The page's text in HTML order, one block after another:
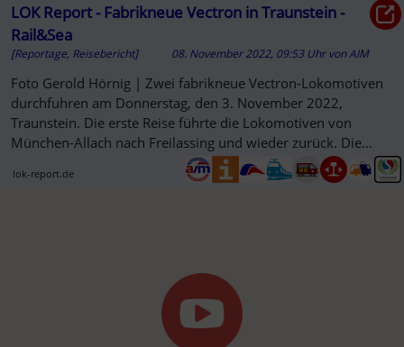
LOK Report - Fabrikneue Vectron in Traunstein -
Rail&Sea
[Reportage, Reisebericht] 08. November 2022, 09:53 Uhr vonAIM
Foto Gerold Hörnig | Zwei fabrikneue Vectron-Lokomotiven
durchfuhren am Donnerstag, den 3. November 2022,
Traunstein. Die erste Reise führte die Lokomotiven von
München-Allach nach Freilassing und wieder zurück. Die
lok-report.de